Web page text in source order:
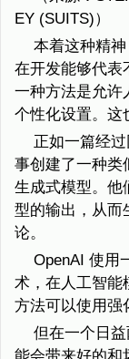
EY (SUITS)）
本着这种精
在开发能够代表
一种方法是允许
个性化设置。这
正如一篇经
事创建了一种类
生成式模型。他
型的输出，从而
论。
OpenAI 使用
术，在人工智能
方法可以使用强
但在一个日